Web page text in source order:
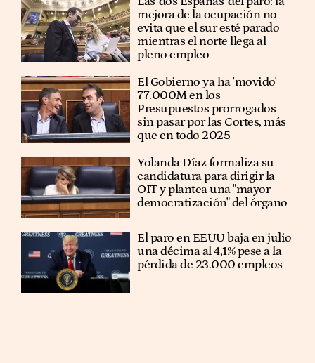
mejora de la ocupación no
evita que el sur esté parado
mientras el norte llega al
pleno empleo
El Gobierno ya ha 'movido'
77.000M en los
Presupuestos prorrogados
sin pasar por las Cortes, más
que en todo 2025
Yolanda Díaz formaliza su
candidatura para dirigir la
OIT y plantea una "mayor
democratización" del órgano
El paro en EEUU baja en julio
una décima al 4,1% pese a la
pérdida de 23.000 empleos